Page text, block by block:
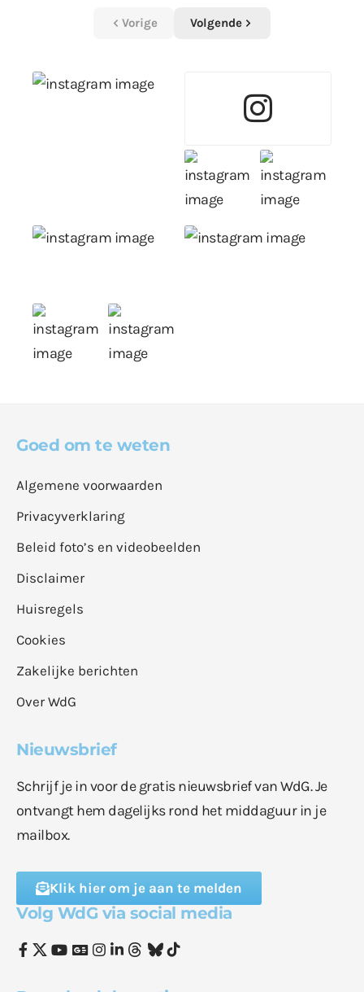
Vorige Volgende
Goed om te weten
Algemene voorwaarden
Privacyverklaring
Beleid foto’s en videobeelden
Disclaimer
Huisregels
Cookies
Zakelijke berichten
Over WdG
Nieuwsbrief
Schrijf je in voor de gratis nieuwsbrief van WdG. Je
ontvangt hem dagelijks rond het middaguur in je
mailbox.
Klik hier om je aan te melden
Volg WdG via social media